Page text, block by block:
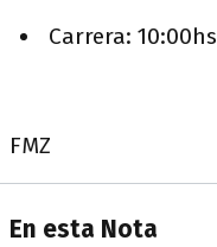
Carrera: 10:00hs
FMZ
En esta Nota